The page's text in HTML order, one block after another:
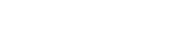
moeilijker, zo niet onmogelijk, om terug te